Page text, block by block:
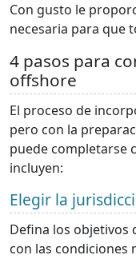
Con gusto le
necesaria para que
4 pasos para
offshore
El proceso de
pero con la
puede completarse
incluyen:
Elegir la
Defina los objetivos
con las condiciones